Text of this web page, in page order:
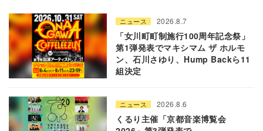
ニュース 2026.8.7
「女川町町制施行100周年記念祭」
第1弾発表でマキシマム ザ ホルモ
ン、石川さゆり、Hump Backら11
組決定
ニュース 2026.8.6
くるり主催「京都音楽博覧会